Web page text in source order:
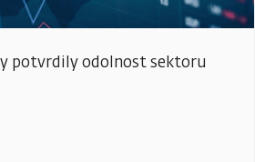
potvrdily odolnost sektoru